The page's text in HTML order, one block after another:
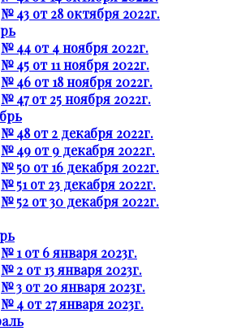
№ 43 от 28 октября 2022г.
№ 44 от 4 ноября 2022г.
№ 45 от 11 ноября 2022г.
№ 46 от 18 ноября 2022г.
№ 47 от 25 ноября 2022г.
№ 48 от 2 декабря 2022г.
№ 49 от 9 декабря 2022г.
№ 50 от 16 декабря 2022г.
№ 51 от 23 декабря 2022г.
№ 52 от 30 декабря 2022г.
№ 1 от 6 января 2023г.
№ 2 от 13 января 2023г.
№ 3 от 20 января 2023г.
№ 4 от 27 января 2023г.